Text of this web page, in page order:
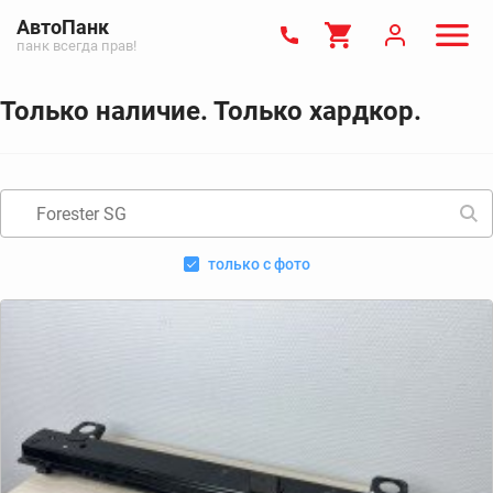
АвтоПанк
панк всегда прав!
Только наличие. Только хардкор.
только с фото